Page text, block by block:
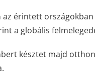
az érintett
a globális
késztet majd